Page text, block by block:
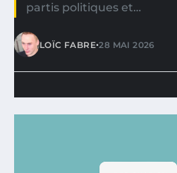
partis politiques et…
LOÏC FABRE•28 MAI 2026